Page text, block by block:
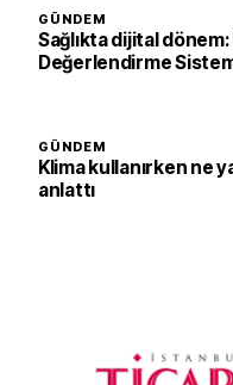
GÜNDEM
Sağlıkta dijital
Değerlendirme
GÜNDEM
Klima kullanırken ne
anlattı